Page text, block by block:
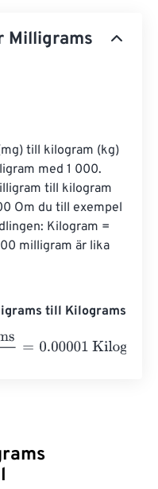
Milligrams
till kilogram (kg)
med 1 000.
till kilogram
Om du till exempel
Kilogram =
milligram är lika
till Kilograms
0.00001 Kilograms